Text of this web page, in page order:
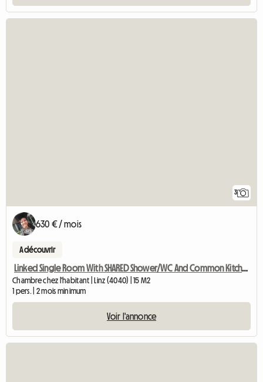
3
630 € / mois
A découvrir
Linked Single Room With SHARED Shower/WC And Common Kitchen
Chambre chez l'habitant | Linz (4040) | 15 M2
1 pers. | 2 mois minimum
Voir l'annonce